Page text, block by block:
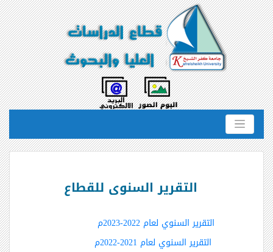
التقرير السنوى للقطاع
التقرير السنوي لعام 2022-2023م
التقرير السنوي لعام 2021-2022م